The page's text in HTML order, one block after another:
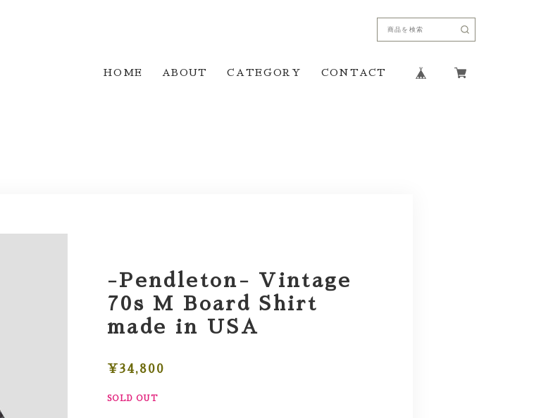
HOME ABOUT CATEGORY CONTACT
-Pendleton- Vintage
70s M Board Shirt
made in USA
¥34,800
SOLD OUT